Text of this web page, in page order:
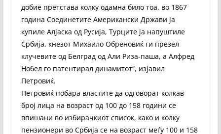
добие претстава колку одамна било тоа, во 1867
година Соединетите Американски Држави ја
купиле Алјаска од Русија, Турците ја напуштиле
Србија, кнезот Михаило Обреновиќ ги презел
клучевите од Белград од Али Риза-паша, а Алфред
Нобел го патентирал динамитот“, изјавил
Петровиќ.
Петровиќ побара властите да одговорат колкав
број лица на возраст од 100 до 158 години се
впишани во избирачкиот список, како и колку
пензионери во Србија се на возраст меѓу 100 и 158